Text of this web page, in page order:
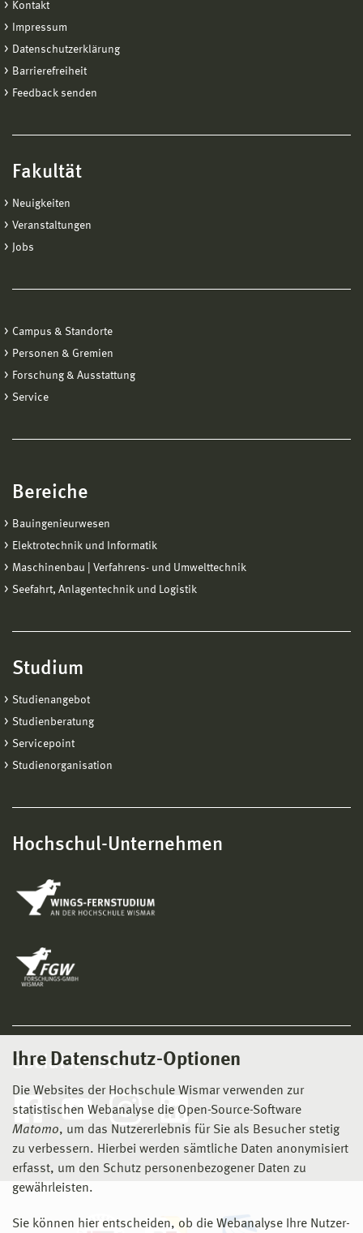
Ihre Datenschutz-Optionen
Die Websites der Hochschule Wismar verwenden zur
statistischen Webanalyse die Open-Source-Software
Matomo, um das Nutzererlebnis für Sie als Besucher stetig
zu verbessern. Hierbei werden sämtliche Daten anonymisiert
erfasst, um den Schutz personenbezogener Daten zu
gewährleisten.
Sie können hier entscheiden, ob die Webanalyse Ihre Nutzer-
Kontakt
Impressum
Datenschutzerklärung
Barrierefreiheit
Feedback senden
Fakultät
Neuigkeiten
Veranstaltungen
Jobs
Campus & Standorte
Personen & Gremien
Forschung & Ausstattung
Service
Bereiche
Bauingenieurwesen
Elektrotechnik und Informatik
Maschinenbau | Verfahrens- und Umwelttechnik
Seefahrt, Anlagentechnik und Logistik
Studium
Studienangebot
Studienberatung
Servicepoint
Studienorganisation
Hochschul-Unternehmen
Social Media